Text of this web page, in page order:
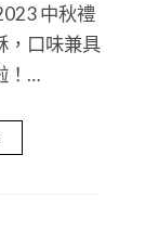
中秋禮
，口味兼具
！…